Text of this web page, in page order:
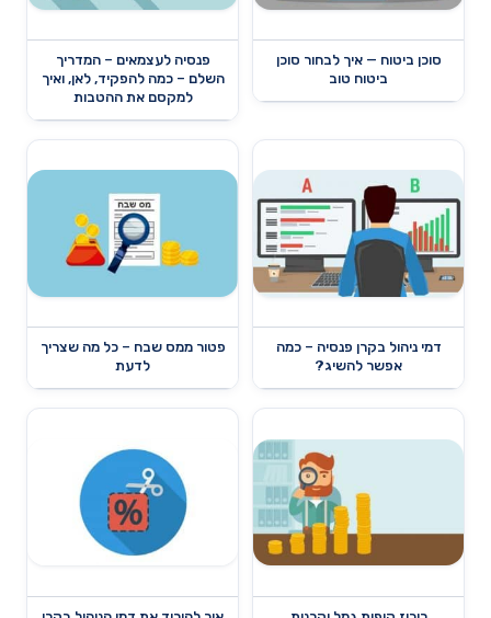
סוכן ביטוח — איך לבחור סוכן
ביטוח טוב
פנסיה לעצמאים – המדריך
השלם – כמה להפקיד, לאן, ואיך
למקסם את ההטבות
דמי ניהול בקרן פנסיה – כמה
אפשר להשיג?
פטור ממס שבח – כל מה שצריך
לדעת